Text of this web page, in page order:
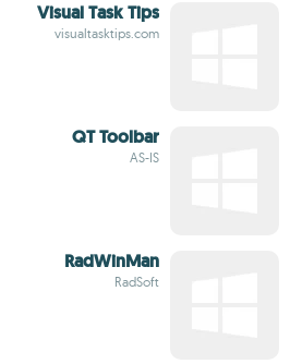
Visual Task Tips
visualtasktips.com
QT Toolbar
AS-IS
RadWinMan
RadSoft